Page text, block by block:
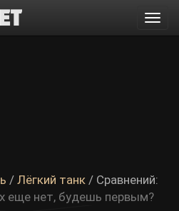
/ Лёгкий танк / Сравнений:
еще нет, будешь первым?